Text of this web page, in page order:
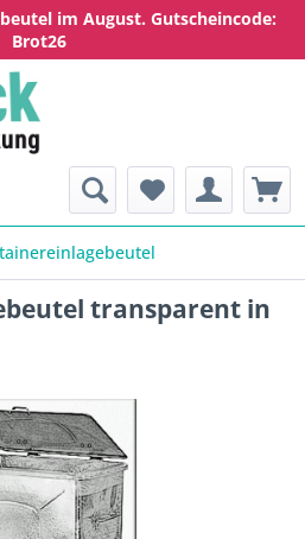
im August. Gutscheincode:
Brot26
transparent in